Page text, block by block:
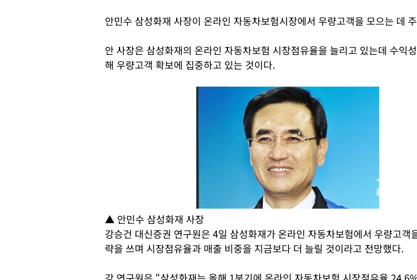
안민수 삼성화재 사장이 온라인 자동차보험시장에서 우량고객을 모으는 데
안 사장은 삼성화재의 온라인 자동차보험 시장점유율을 늘리고 있는데 수익
해 우량고객 확보에 집중하고 있는 것이다.
▲ 안민수 삼성화재 사장
강승건 대신증권 연구원은 4일 삼성화재가 온라인 자동차보험에서 우량고객
략을 쓰며 시장점유율과 매출 비중을 지금보다 더 늘릴 것이라고 전망했다.